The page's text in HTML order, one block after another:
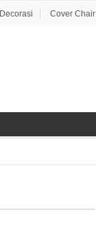
Decorasi Cover Chair